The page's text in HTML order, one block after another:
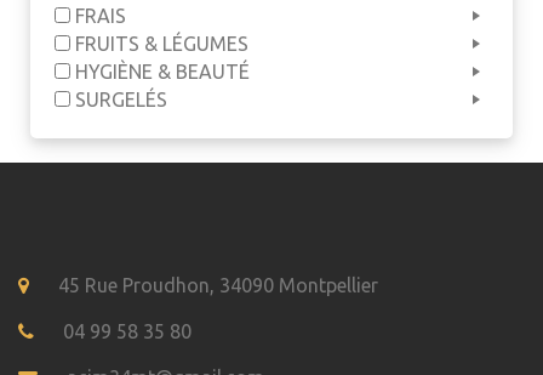
FRAIS
FRUITS & LÉGUMES
HYGIÈNE & BEAUTÉ
SURGELÉS
45 Rue Proudhon, 34090 Montpellier
04 99 58 35 80